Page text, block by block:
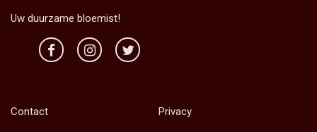
Uw duurzame bloemist!
Contact Privacy